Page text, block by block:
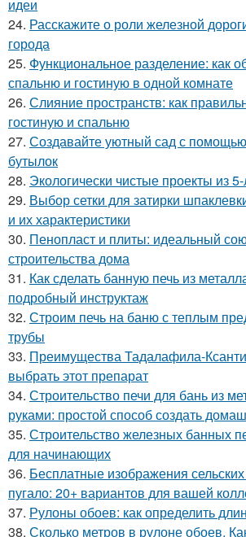
идеи
24. Расскажите о роли железной
города
25. Функциональное разделение: как
спальню и гостиную в одной комнате
26. Слияние пространств: как
гостиную и спальню
27. Создавайте уютный сад с
бутылок
28. Экологически чистые проекты из
29. Выбор сетки для затирки
и их характеристики
30. Пенопласт и плиты: идеальный
строительства дома
31. Как сделать банную печь из
подробный инструктаж
32. Строим печь на баню с теплым
трубы
33. Преимущества Тадалафила-
выбрать этот препарат
34. Строительство печи для бань из
руками: простой способ создать
35. Строительство железных банных
для начинающих
36. Бесплатные изображения сельских
пугало: 20+ вариантов для вашей
37. Рулоны обоев: как определить
38. Сколько метров в рулоне обоев.